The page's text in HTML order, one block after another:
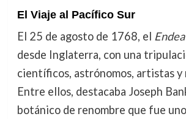
El Viaje al Pacífico Sur
El 25 de agosto de 1768, el
desde Inglaterra, con una
científicos, astrónomos, artistas y
Entre ellos, destacaba Joseph
botánico de renombre que fue